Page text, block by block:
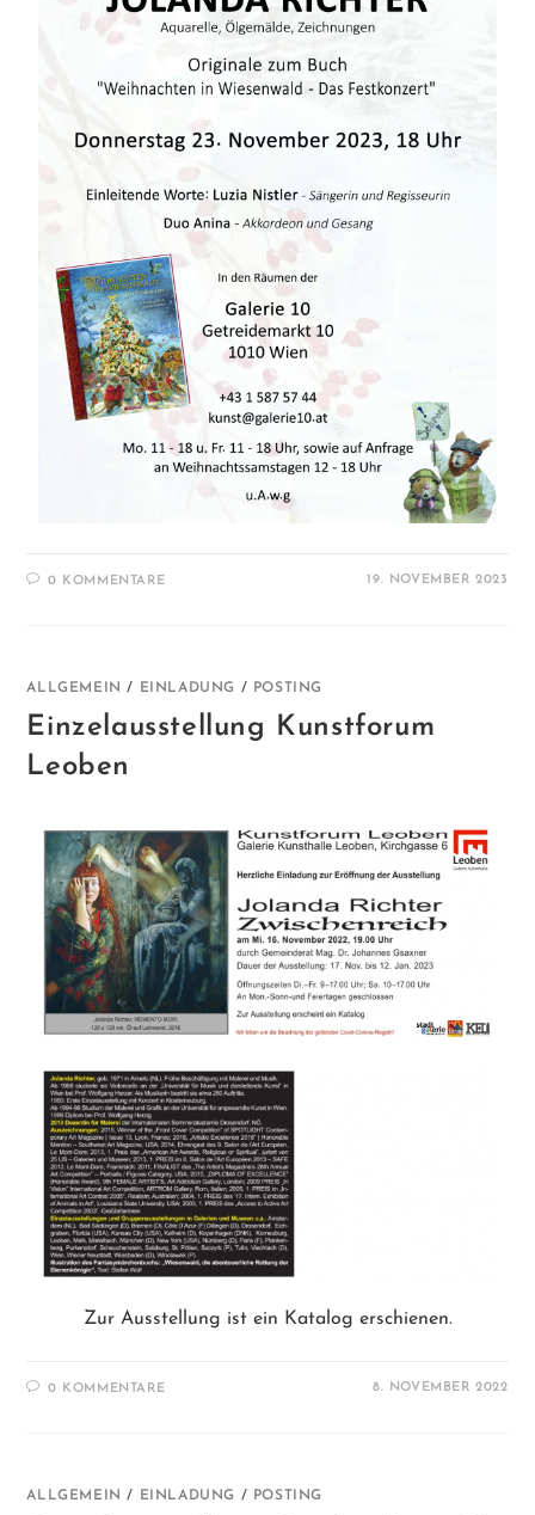
0 KOMMENTARE 19. NOVEMBER 2023
ALLGEMEIN / EINLADUNG / POSTING
Einzelausstellung Kunstforum
Leoben
Zur Ausstellung ist ein Katalog erschienen.
0 KOMMENTARE 8. NOVEMBER 2022
ALLGEMEIN / EINLADUNG / POSTING